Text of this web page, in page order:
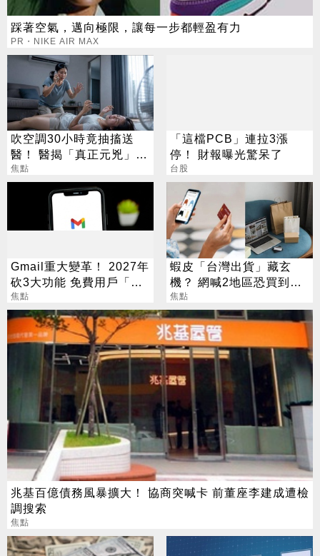
踩著空氣，邁向極限，讓每一步都輕盈有力
PR・NIKE AIR MAX
吹空調30小時竟抽搐送
醫！ 醫揭「真正元兇」：
不是冷氣
焦點
「這檔PCB」連拉3漲
停！ 財報曝光驚呆了
台股
Gmail重大變革！ 2027年
砍3大功能 免費用戶「這
好康」不能用了
焦點
蝦皮「台灣出貨」藏玄
機？ 網喊2地區恐買到假
貨 專家揭真相
焦點
兆基百億債務風暴擴大！ 協商突喊卡 前董座李建成遭檢
調搜索
焦點